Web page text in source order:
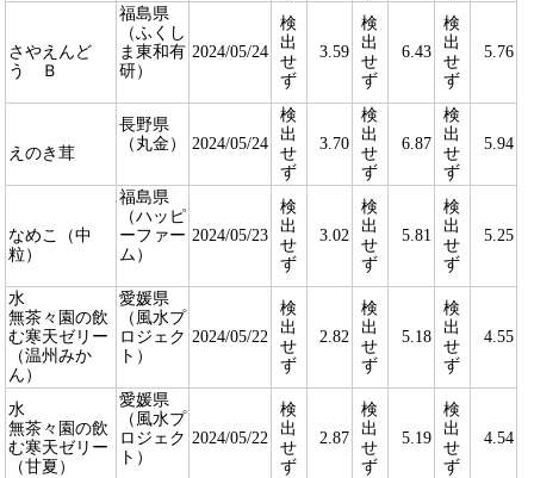
さやえんど
う Ｂ
福島県
（ふくし
ま東和有
研）
2024/05/24
検
出
せ
ず
3.59
検
出
せ
ず
6.43
検
出
せ
ず
5.76
えのき茸
長野県
（丸金）
2024/05/24
検
出
せ
ず
3.70
検
出
せ
ず
6.87
検
出
せ
ず
5.94
なめこ（中
粒）
福島県
（ハッピ
ーファー
ム）
2024/05/23
検
出
せ
ず
3.02
検
出
せ
ず
5.81
検
出
せ
ず
5.25
水
無茶々園の飲
む寒天ゼリー
（温州みか
ん）
愛媛県
（風水プ
ロジェク
ト）
2024/05/22
検
出
せ
ず
2.82
検
出
せ
ず
5.18
検
出
せ
ず
4.55
水
無茶々園の飲
む寒天ゼリー
（甘夏）
愛媛県
（風水プ
ロジェク
ト）
2024/05/22
検
出
せ
ず
2.87
検
出
せ
ず
5.19
検
出
せ
ず
4.54